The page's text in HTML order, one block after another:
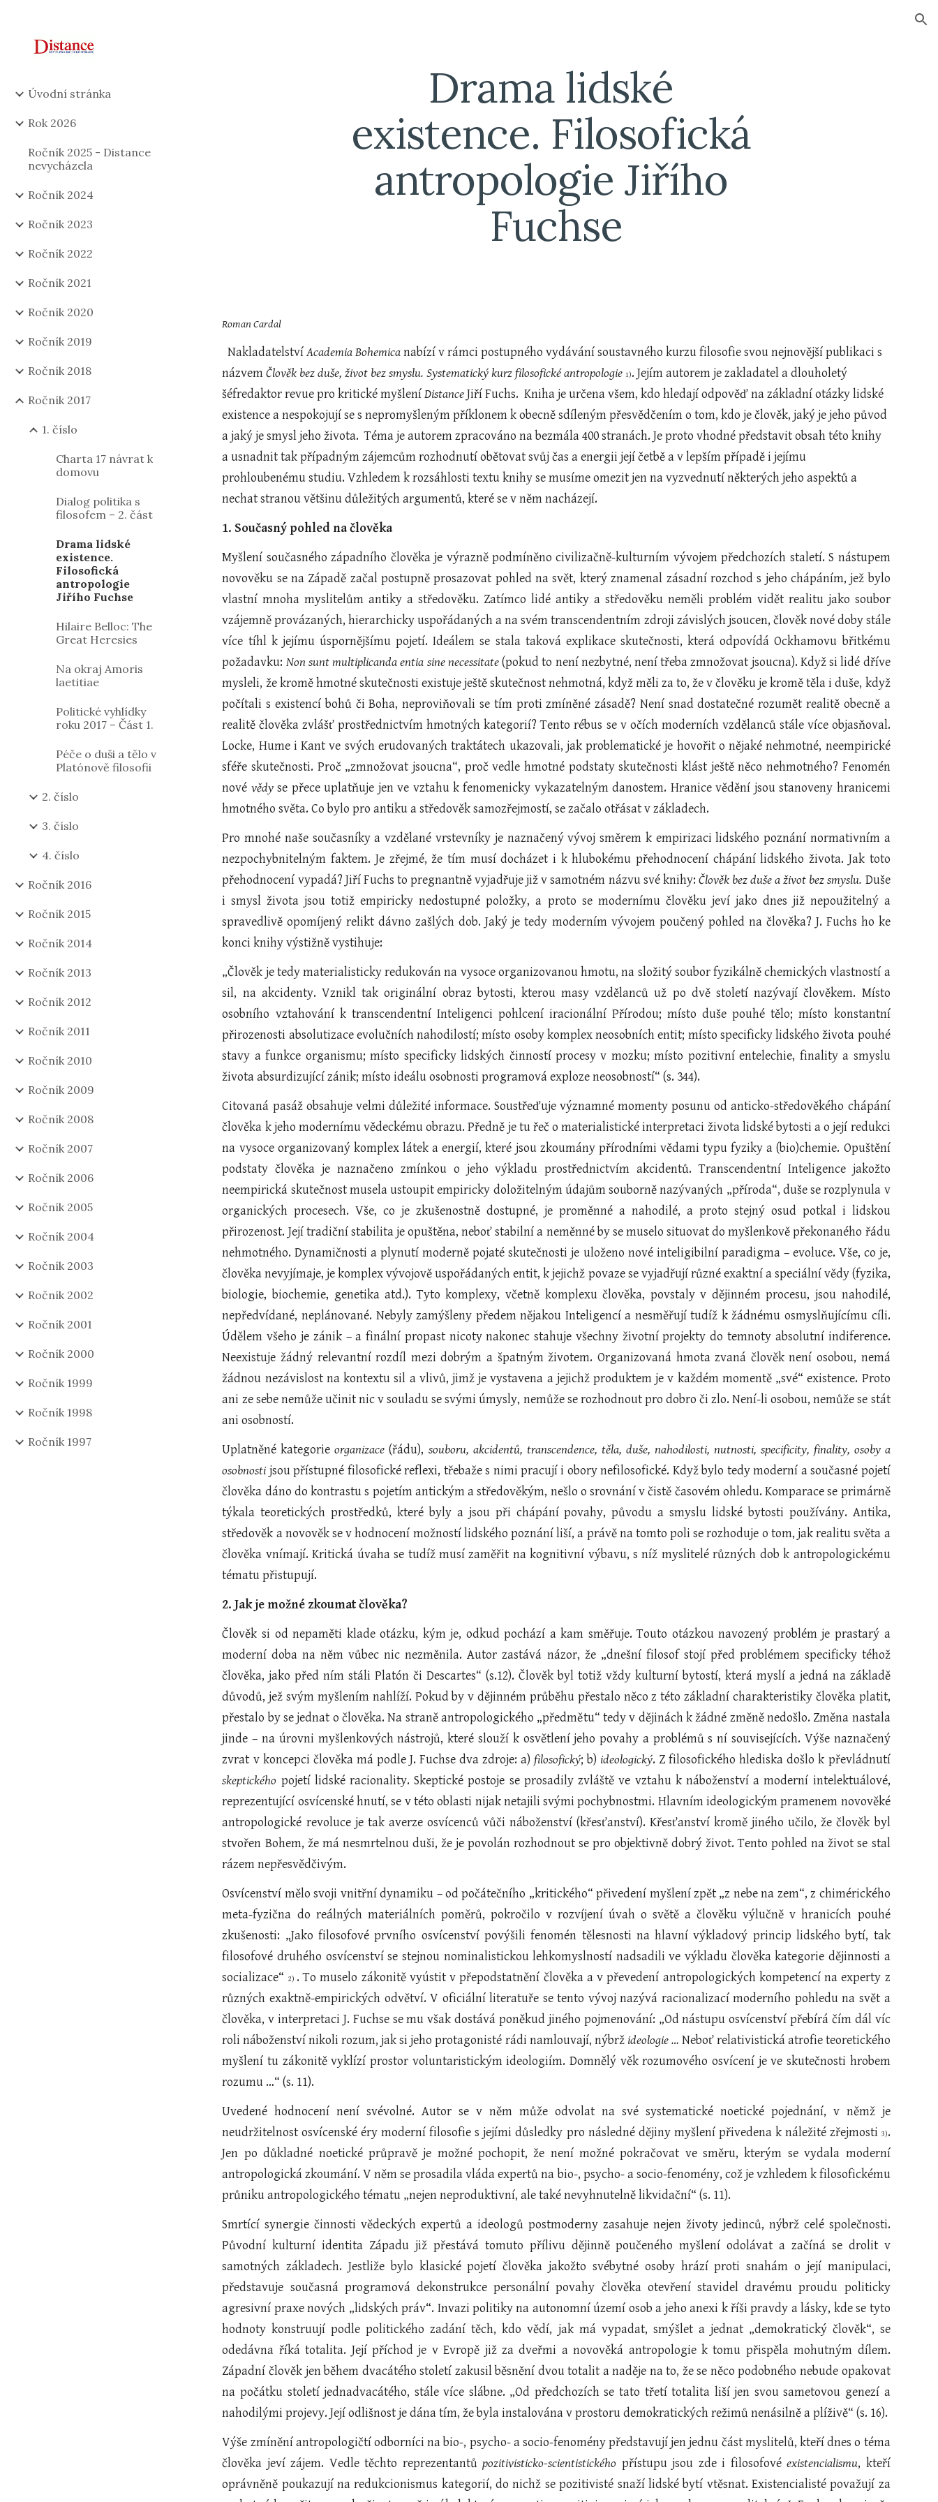
Úvodní stránka
Rok 2026
Ročník 2025 - Distance
nevycházela
Ročník 2024
Ročník 2023
Ročník 2022
Ročník 2021
Ročník 2020
Ročník 2019
Ročník 2018
Ročník 2017
1. číslo
Charta 17 návrat k
domovu
Dialog politika s
filosofem – 2. část
Drama lidské
existence.
Filosofická
antropologie
Jiřího Fuchse
Hilaire Belloc: The
Great Heresies
Na okraj Amoris
laetitiae
Politické vyhlídky
roku 2017 – Část 1.
Péče o duši a tělo v
Platónově filosofii
2. číslo
3. číslo
4. číslo
Ročník 2016
Ročník 2015
Ročník 2014
Ročník 2013
Ročník 2012
Ročník 2011
Ročník 2010
Ročník 2009
Ročník 2008
Ročník 2007
Ročník 2006
Ročník 2005
Ročník 2004
Ročník 2003
Ročník 2002
Ročník 2001
Ročník 2000
Ročník 1999
Ročník 1998
Ročník 1997
Drama lidské
existence. Filosofická
antropologie Jiřího
Fuchse
Roman Cardal
  Nakladatelství
Academia Bohemica nabízí v rámci postupného vydávání soustavného kurzu filosofie svou nejnovější publikaci s
názvem Člověk bez duše, život bez smyslu. Systematický kurz filosofické antropologie 1). Jejím autorem je zakladatel a dlouholetý
šéfredaktor revue pro kritické myšlení Distance Jiří Fuchs.  Kniha je určena všem, kdo hledají odpověď na základní otázky lidské
existence a nespokojují se s nepromyšleným příklonem k obecně sdíleným přesvědčením o tom, kdo je člověk, jaký je jeho původ
a jaký je smysl jeho života.  Téma je autorem zpracováno na bezmála 400 stranách. Je proto vhodné představit obsah této knihy
a usnadnit tak případným zájemcům rozhodnutí obětovat svůj čas a energii její četbě a v lepším případě i jejímu
prohloubenému studiu. Vzhledem k rozsáhlosti textu knihy se musíme omezit jen na vyzvednutí některých jeho aspektů a
nechat stranou většinu důležitých argumentů, které se v něm nacházejí.
1. Současný pohled na člověka
Myšlení současného západního člověka je výrazně podmíněno civilizačně-kulturním vývojem předchozích staletí. S nástupem
novověku se na Západě začal postupně prosazovat pohled na svět, který znamenal zásadní rozchod s jeho chápáním, jež bylo
vlastní mnoha myslitelům antiky a středověku. Zatímco lidé antiky a středověku neměli problém vidět realitu jako soubor
vzájemně provázaných, hierarchicky uspořádaných a na svém transcendentním zdroji závislých jsoucen, člověk nové doby stále
více tíhl k jejímu úspornějšímu pojetí. Ideálem se stala taková explikace skutečnosti, která odpovídá Ockhamovu břitkému
požadavku: Non sunt multiplicanda entia sine necessitate(pokud to není nezbytné, není třeba zmnožovat jsoucna). Když si lidé dříve
mysleli, že kromě hmotné skutečnosti existuje ještě skutečnost nehmotná, když měli za to, že v člověku je kromě těla i duše, když
počítali s existencí bohů či Boha, neproviňovali se tím proti zmíněné zásadě? Není snad dostatečné rozumět realitě obecně a
realitě člověka zvlášť prostřednictvím hmotných kategorií? Tento rébus se v očích moderních vzdělanců stále více objasňoval.
Locke, Hume i Kant ve svých erudovaných traktátech ukazovali, jak problematické je hovořit o nějaké nehmotné, neempirické
sféře skutečnosti. Proč „zmnožovat jsoucna“, proč vedle hmotné podstaty skutečnosti klást ještě něco nehmotného? Fenomén
nové vědyse přece uplatňuje jen ve vztahu k fenomenicky vykazatelným danostem. Hranice vědění jsou stanoveny hranicemi
hmotného světa. Co bylo pro antiku a středověk samozřejmostí, se začalo otřásat v základech.
Pro mnohé naše současníky a vzdělané vrstevníky je naznačený vývoj směrem k empirizaci lidského poznání normativním a
nezpochybnitelným faktem. Je zřejmé, že tím musí docházet i k hlubokému přehodnocení chápání lidského života. Jak toto
přehodnocení vypadá? Jiří Fuchs to pregnantně vyjadřuje již v samotném názvu své knihy: Člověk bez duše a život bez smyslu. Duše
i smysl života jsou totiž empiricky nedostupné položky, a proto se modernímu člověku jeví jako dnes již nepoužitelný a
spravedlivě opomíjený relikt dávno zašlých dob. Jaký je tedy moderním vývojem poučený pohled na člověka? J. Fuchs ho ke
konci knihy výstižně vystihuje:
„Člověk je tedy materialisticky redukován na vysoce organizovanou hmotu, na složitý soubor fyzikálně chemických vlastností a
sil, na akcidenty. Vznikl tak originální obraz bytosti, kterou masy vzdělanců už po dvě století nazývají člověkem. Místo
osobního vztahování k transcendentní Inteligenci pohlcení iracionální Přírodou; místo duše pouhé tělo; místo konstantní
přirozenosti absolutizace evolučních nahodilostí; místo osoby komplex neosobních entit; místo specificky lidského života pouhé
stavy a funkce organismu; místo specificky lidských činností procesy v mozku; místo pozitivní entelechie, finality a smyslu
života absurdizující zánik; místo ideálu osobnosti programová exploze neosobností“ (s. 344).
Citovaná pasáž obsahuje velmi důležité informace. Soustřeďuje významné momenty posunu od anticko-středověkého chápání
člověka k jeho modernímu vědeckému obrazu. Předně je tu řeč o materialistické interpretaci života lidské bytosti a o její redukci
na vysoce organizovaný komplex látek a energií, které jsou zkoumány přírodními vědami typu fyziky a (bio)chemie. Opuštění
podstaty člověka je naznačeno zmínkou o jeho výkladu prostřednictvím akcidentů. Transcendentní Inteligence jakožto
neempirická skutečnost musela ustoupit empiricky doložitelným údajům souborně nazývaných „příroda“, duše se rozplynula v
organických procesech. Vše, co je zkušenostně dostupné, je proměnné a nahodilé, a proto stejný osud potkal i lidskou
přirozenost. Její tradiční stabilita je opuštěna, neboť stabilní a neměnné by se muselo situovat do myšlenkově překonaného řádu
nehmotného. Dynamičnosti a plynutí moderně pojaté skutečnosti je uloženo nové inteligibilní paradigma – evoluce. Vše, co je,
člověka nevyjímaje, je komplex vývojově uspořádaných entit, k jejichž povaze se vyjadřují různé exaktní a speciální vědy (fyzika,
biologie, biochemie, genetika atd.). Tyto komplexy, včetně komplexu člověka, povstaly v dějinném procesu, jsou nahodilé,
nepředvídané, neplánované. Nebyly zamýšleny předem nějakou Inteligencí a nesměřují tudíž k žádnému osmyslňujícímu cíli.
Údělem všeho je zánik – a finální propast nicoty nakonec stahuje všechny životní projekty do temnoty absolutní indiference.
Neexistuje žádný relevantní rozdíl mezi dobrým a špatným životem. Organizovaná hmota zvaná člověk není osobou, nemá
žádnou nezávislost na kontextu sil a vlivů, jimž je vystavena a jejichž produktem je v každém momentě „své“ existence. Proto
ani ze sebe nemůže učinit nic v souladu se svými úmysly, nemůže se rozhodnout pro dobro či zlo. Není-li osobou, nemůže se stát
ani osobností.
Uplatněné kategorieorganizace (řádu), souboru, akcidentů, transcendence, těla, duše, nahodilosti, nutnosti, specificity, finality, osoby a
osobnostijsou přístupné filosofické reflexi, třebaže s nimi pracují i obory nefilosofické. Když bylo tedy moderní a současné pojetí
člověka dáno do kontrastu s pojetím antickým a středověkým, nešlo o srovnání v čistě časovém ohledu. Komparace se primárně
týkala teoretických prostředků, které byly a jsou při chápání povahy, původu a smyslu lidské bytosti používány. Antika,
středověk a novověk se v hodnocení možností lidského poznání liší, a právě na tomto poli se rozhoduje o tom, jak realitu světa a
člověka vnímají. Kritická úvaha se tudíž musí zaměřit na kognitivní výbavu, s níž myslitelé různých dob k antropologickému
tématu přistupují.
2. Jak je možné zkoumat člověka?
Člověk si od nepaměti klade otázku, kým je, odkud pochází a kam směřuje. Touto otázkou navozený problém je prastarý a
moderní doba na něm vůbec nic nezměnila. Autor zastává názor, že „dnešní filosof stojí před problémem specificky téhož
člověka, jako před ním stáli Platón či Descartes“ (s.12). Člověk byl totiž vždy kulturní bytostí, která myslí a jedná na základě
důvodů, jež svým myšlením nahlíží. Pokud by v dějinném průběhu přestalo něco z této základní charakteristiky člověka platit,
přestalo by se jednat o člověka. Na straně antropologického „předmětu“ tedy v dějinách k žádné změně nedošlo. Změna nastala
jinde – na úrovni myšlenkových nástrojů, které slouží k osvětlení jeho povahy a problémů s ní souvisejících. Výše naznačený
zvrat v koncepci člověka má podle J. Fuchse dva zdroje: a)filosofický; b) ideologický. Z filosofického hlediska došlo k převládnutí
skeptického pojetí lidské racionality. Skeptické postoje se prosadily zvláště ve vztahu k náboženství a moderní intelektuálové,
reprezentující osvícenské hnutí, se v této oblasti nijak netajili svými pochybnostmi. Hlavním ideologickým pramenem novověké
antropologické revoluce je tak averze osvícenců vůči náboženství (křesťanství). Křesťanství kromě jiného učilo, že člověk byl
stvořen Bohem, že má nesmrtelnou duši, že je povolán rozhodnout se pro objektivně dobrý život. Tento pohled na život se stal
rázem nepřesvědčivým.
Osvícenství mělo svoji vnitřní dynamiku – od počátečního „kritického“ přivedení myšlení zpět „z nebe na zem“, z chimérického
meta-fyzična do reálných materiálních poměrů, pokročilo v rozvíjení úvah o světě a člověku výlučně v hranicích pouhé
zkušenosti: „Jako filosofové prvního osvícenství povýšili fenomén tělesnosti na hlavní výkladový princip lidského bytí, tak
filosofové druhého osvícenství se stejnou nominalistickou lehkomyslností nadsadili ve výkladu člověka kategorie dějinnosti a
socializace“ 2) . To muselo zákonitě vyústit v přepodstatnění člověka a v převedení antropologických kompetencí na experty z
různých exaktně-empirických odvětví. V oficiální literatuře se tento vývoj nazývá racionalizací moderního pohledu na svět a
člověka, v interpretaci J. Fuchse se mu však dostává poněkud jiného pojmenování: „Od nástupu osvícenství přebírá čím dál víc
roli náboženství nikoli rozum, jak si jeho protagonisté rádi namlouvají, nýbrž ideologie … Neboť relativistická atrofie teoretického
myšlení tu zákonitě vyklízí prostor voluntaristickým ideologiím. Domnělý věk rozumového osvícení je ve skutečnosti hrobem
rozumu …“ (s. 11).
Uvedené hodnocení není svévolné. Autor se v něm může odvolat na své systematické noetické pojednání, v němž je
neudržitelnost osvícenské éry moderní filosofie s jejími důsledky pro následné dějiny myšlení přivedena k náležité zřejmosti 3).
Jen po důkladné noetické průpravě je možné pochopit, že není možné pokračovat ve směru, kterým se vydala moderní
antropologická zkoumání. V něm se prosadila vláda expertů na bio-, psycho- a socio-fenomény, což je vzhledem k filosofickému
průniku antropologického tématu „nejen neproduktivní, ale také nevyhnutelně likvidační“ (s. 11).
Smrtící synergie činnosti vědeckých expertů a ideologů postmoderny zasahuje nejen životy jedinců, nýbrž celé společnosti.
Původní kulturní identita Západu již přestává tomuto přílivu dějinně poučeného myšlení odolávat a začíná se drolit v
samotných základech. Jestliže bylo klasické pojetí člověka jakožto svébytné osoby hrází proti snahám o její manipulaci,
představuje současná programová dekonstrukce personální povahy člověka otevření stavidel dravému proudu politicky
agresivní praxe nových „lidských práv“. Invazi politiky na autonomní území osob a jeho anexi k říši pravdy a lásky, kde se tyto
hodnoty konstruují podle politického zadání těch, kdo vědí, jak má vypadat, smýšlet a jednat „demokratický člověk“, se
odedávna říká totalita. Její příchod je v Evropě již za dveřmi a novověká antropologie k tomu přispěla mohutným dílem.
Západní člověk jen během dvacátého století zakusil běsnění dvou totalit a naděje na to, že se něco podobného nebude opakovat
na počátku století jednadvacátého, stále více slábne. „Od předchozích se tato třetí totalita liší jen svou sametovou genezí a
nahodilými projevy. Její odlišnost je dána tím, že byla instalována v prostoru demokratických režimů nenásilně a plíživě“ (s. 16).
Výše zmínění antropologičtí odborníci na bio-, psycho- a socio-fenomény představují jen jednu část myslitelů, kteří dnes o téma
člověka jeví zájem. Vedle těchto reprezentantůpozitivisticko-scientistického přístupu jsou zde i filosofovéexistencialismu, kteří
oprávněně poukazují na redukcionismus kategorií, do nichž se pozitivisté snaží lidské bytí vtěsnat. Existencialisté považují za